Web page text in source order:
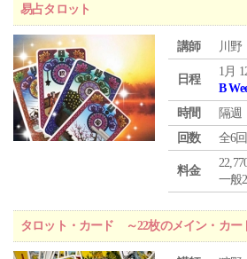
易占タロット
講師 川
日程
1月
B
時間
隔週
回数
全6回
料金
一般
タロット・カード ～22枚のメイン・カー